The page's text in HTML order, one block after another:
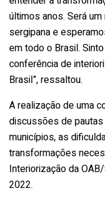
últimos anos. Será
sergipana e
em todo o Brasil.
conferência de
Brasil”, ressaltou.
A realização de uma
discussões de
municípios, as
transformações
Interiorização da
2022.